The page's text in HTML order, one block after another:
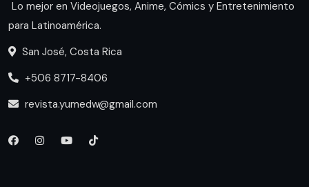
Lo mejor en Videojuegos, Anime, Cómics y Entretenimiento
para Latinoamérica.
San José, Costa Rica
+506 8717-8406
revista.yumedw@gmail.com